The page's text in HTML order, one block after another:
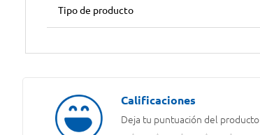
Tipo de producto
Deja tu puntuación del producto